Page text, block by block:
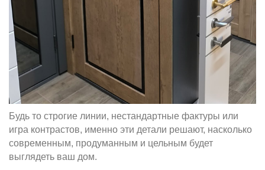
Будь то строгие линии, нестандартные фактуры или
игра контрастов, именно эти детали решают, насколько
современным, продуманным и цельным будет
выглядеть ваш дом.